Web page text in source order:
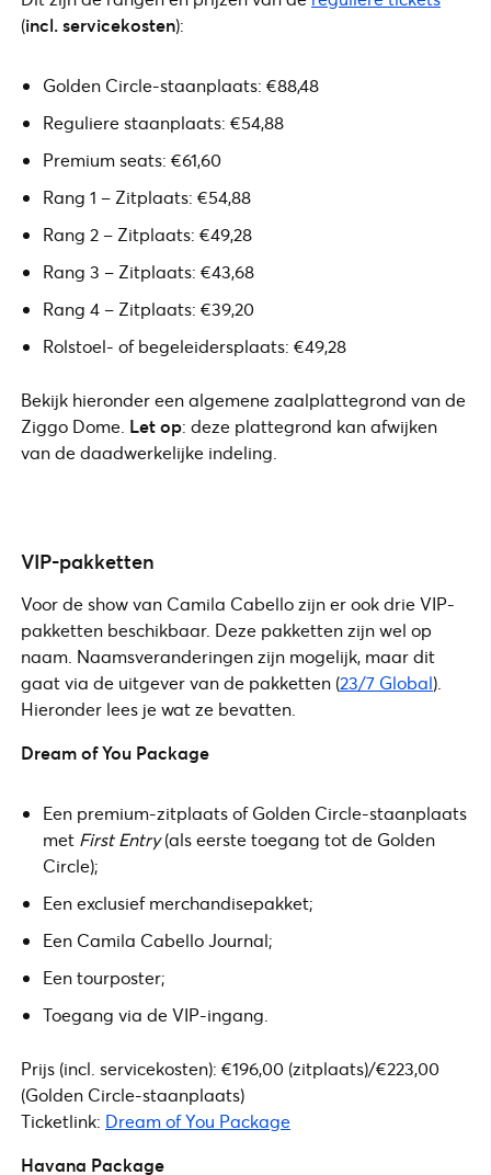
(incl. servicekosten):
Golden Circle-staanplaats: €88,48
Reguliere staanplaats: €54,88
Premium seats: €61,60
Rang 1 – Zitplaats: €54,88
Rang 2 – Zitplaats: €49,28
Rang 3 – Zitplaats: €43,68
Rang 4 – Zitplaats: €39,20
Rolstoel- of begeleidersplaats: €49,28
Bekijk hieronder een algemene zaalplattegrond van de
Ziggo Dome. Let op: deze plattegrond kan afwijken
van de daadwerkelijke indeling.
VIP-pakketten
Voor de show van Camila Cabello zijn er ook drie VIP-
pakketten beschikbaar. Deze pakketten zijn wel op
naam. Naamsveranderingen zijn mogelijk, maar dit
gaat via de uitgever van de pakketten (23/7 Global).
Hieronder lees je wat ze bevatten.
Dream of You Package
Een premium-zitplaats of Golden Circle-staanplaats
met First Entry(als eerste toegang tot de Golden
Circle);
Een exclusief merchandisepakket;
Een Camila Cabello Journal;
Een tourposter;
Toegang via de VIP-ingang.
Prijs (incl. servicekosten): €196,00 (zitplaats)/€223,00
(Golden Circle-staanplaats)
Ticketlink: Dream of You Package
Havana Package